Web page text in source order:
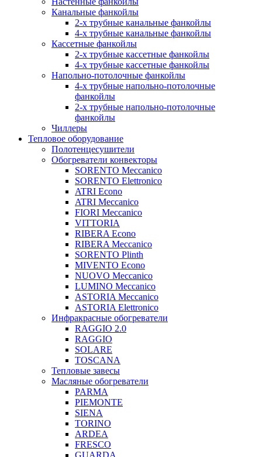
Канальные фанкойлы
2-х трубные канальные фанкойлы
4-х трубные канальные фанкойлы
Кассетные фанкойлы
2-х трубные кассетные фанкойлы
4-х трубные кассетные фанкойлы
Напольно-потолочные фанкойлы
4-х трубные напольно-потолочные
фанкойлы
2-х трубные напольно-потолочные
фанкойлы
Чиллеры
Тепловое оборудование
Полотенцесушители
Обогреватели конвекторы
SORENTO Meccanico
SORENTO Elettronico
ATRI Econo
ATRI Meccanico
FIORI Meccanico
VITTORIA
RIBERA Econo
RIBERA Meccanico
SORENTO Plinth
MIVENTO Econo
NUOVO Meccanico
LUMINO Meccanico
ASTORIA Meccanico
ASTORIA Elettronico
Инфракрасные обогреватели
RAGGIO 2.0
RAGGIO
SOLARE
TOSCANA
Тепловые завесы
Масляные обогреватели
PARMA
PIEMONTE
SIENA
TORINO
ARDEA
FRESCO
GUARDA